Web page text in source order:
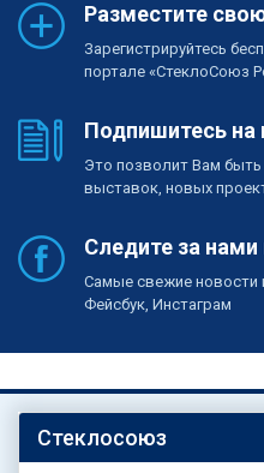
Разместите
Зарегистрируйтесь
портале «СтеклоСоюз
Подпишитесь на
Это позволит Вам быть
выставок, новых
Следите за нами
Самые свежие новости
Фейсбук, Инстаграм
Стеклосоюз